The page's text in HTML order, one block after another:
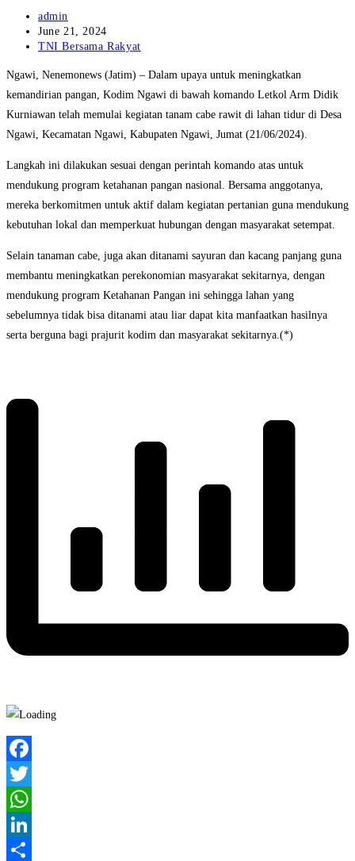
Post
author:
admin
Post
published:
June 21, 2024
Post
TNI Bersama Rakyat
Ngawi, Nenemonews (Jatim) – Dalam upaya untuk meningkatkan
kemandirian pangan, Kodim Ngawi di bawah komando Letkol Arm Didik
Kurniawan telah memulai kegiatan tanam cabe rawit di lahan tidur di Desa
Ngawi, Kecamatan Ngawi, Kabupaten Ngawi, Jumat (21/06/2024).
Langkah ini dilakukan sesuai dengan perintah komando atas untuk
mendukung program ketahanan pangan nasional. Bersama anggotanya,
mereka berkomitmen untuk aktif dalam kegiatan pertanian guna mendukung
kebutuhan lokal dan memperkuat hubungan dengan masyarakat setempat.
Selain tanaman cabe, juga akan ditanami sayuran dan kacang panjang guna
membantu meningkatkan perekonomian masyarakat sekitarnya, dengan
mendukung program Ketahanan Pangan ini sehingga lahan yang
sebelumnya tidak bisa ditanami atau liar dapat kita manfaatkan hasilnya
serta berguna bagi prajurit kodim dan masyarakat sekitarnya.(*)
Facebook
Twitter
WhatsApp
LinkedIn